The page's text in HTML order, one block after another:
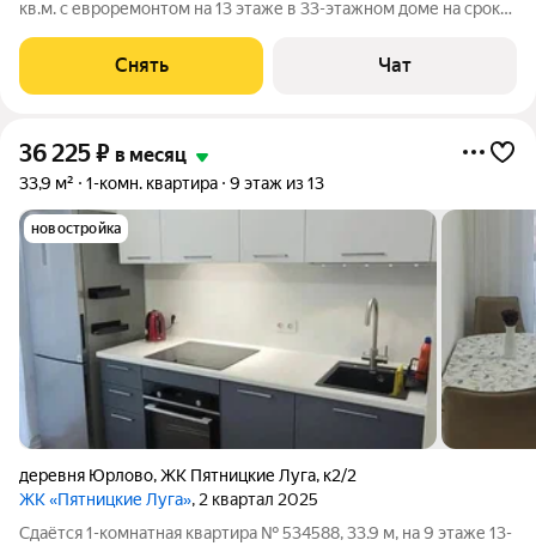
кв.м. с евроремонтом на 13 этаже в 33-этажном доме на срок
Стиральная машина Холодильник Микроволновка Дом -
монолитный, окна выходят
Снять Чат
36 225₽ в месяц
33,9 м² 1-комн. квартира 9 этаж из 13
новостройка
деревня Юрлово,ЖК Пятницкие Луга, к2/2
ЖК «Пятницкие Луга», 2 квартал 2025
Сдаётся 1-комнатная квартира № 534588, 33.9 м, на 9 этаже 13-